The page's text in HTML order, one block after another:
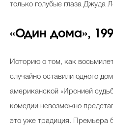
только голубые глаза Джуда
«Один дома»,
Историю о том, как
случайно оставили одного
американской «Иронией
комедии невозможно
это уже традиция. Премьера